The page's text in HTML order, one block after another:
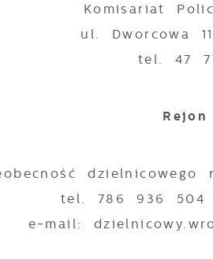
Komisariat
ul. Dworcowa
tel. 47
dzielnicowego
tel. 786 936 504
e-mail: